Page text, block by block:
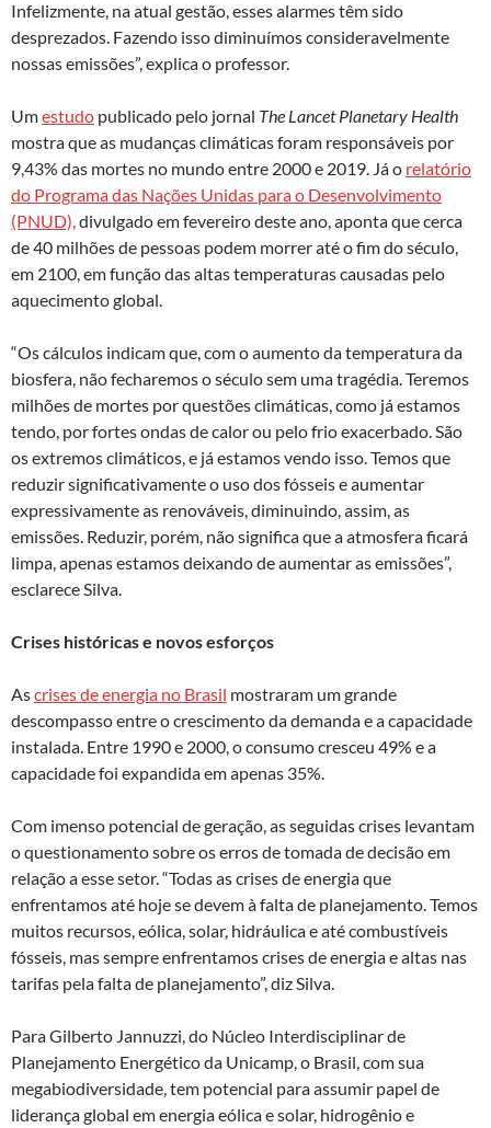
Infelizmente, na atual gestão, esses alarmes têm sido
desprezados. Fazendo isso diminuímos consideravelmente
nossas emissões”, explica o professor.
Umestudo publicado pelo jornal The Lancet Planetary Health
mostra que as mudanças climáticas foram responsáveis por
9,43% das mortes no mundo entre 2000 e 2019. Já o relatório
do Programa das Nações Unidas para o Desenvolvimento
(PNUD),divulgado em fevereiro deste ano, aponta que cerca
de 40 milhões de pessoas podem morrer até o fim do século,
em 2100, em função das altas temperaturas causadas pelo
aquecimento global.
“Os cálculos indicam que, com o aumento da temperatura da
biosfera, não fecharemos o século sem uma tragédia. Teremos
milhões de mortes por questões climáticas, como já estamos
tendo, por fortes ondas de calor ou pelo frio exacerbado. São
os extremos climáticos, e já estamos vendo isso. Temos que
reduzir significativamente o uso dos fósseis e aumentar
expressivamente as renováveis, diminuindo, assim, as
emissões. Reduzir, porém, não significa que a atmosfera ficará
limpa, apenas estamos deixando de aumentar as emissões”,
esclarece Silva.
Crises históricas e novos esforços
Ascrises de energia no Brasil mostraram um grande
descompasso entre o crescimento da demanda e a capacidade
instalada. Entre 1990 e 2000, o consumo cresceu 49% e a
capacidade foi expandida em apenas 35%.
Com imenso potencial de geração, as seguidas crises levantam
o questionamento sobre os erros de tomada de decisão em
relação a esse setor. “Todas as crises de energia que
enfrentamos até hoje se devem à falta de planejamento. Temos
muitos recursos, eólica, solar, hidráulica e até combustíveis
fósseis, mas sempre enfrentamos crises de energia e altas nas
tarifas pela falta de planejamento”, diz Silva.
Para Gilberto Jannuzzi, do Núcleo Interdisciplinar de
Planejamento Energético da Unicamp, o Brasil, com sua
megabiodiversidade, tem potencial para assumir papel de
liderança global em energia eólica e solar, hidrogênio e